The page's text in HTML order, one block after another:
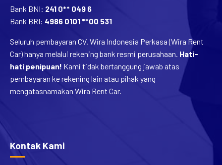
Bank BNI: 241 0** 049 6
Bank BRI:
4986 0101 **00 531
Seluruh pembayaran CV. Wira Indonesia Perkasa (Wira Rent
Car) hanya melalui rekening bank resmi perusahaan. Hati-
hati penipuan! Kami tidak bertanggung jawab atas
pembayaran ke rekening lain atau pihak yang
mengatasnamakan Wira Rent Car.
Kontak Kami